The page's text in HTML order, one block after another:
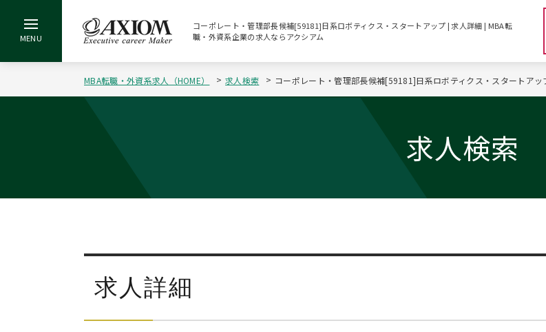
コーポレート・管理部長候補[59181]日系ロボティクス・スタートアップ | 求人詳細 | MBA転
職・外資系企業の求人ならアクシアム
MBA転職・外資系求人（HOME） 求人検索 コーポレート・管理部長候補[59181]日系ロボティクス・スタートアッ
求人検索
求人詳細